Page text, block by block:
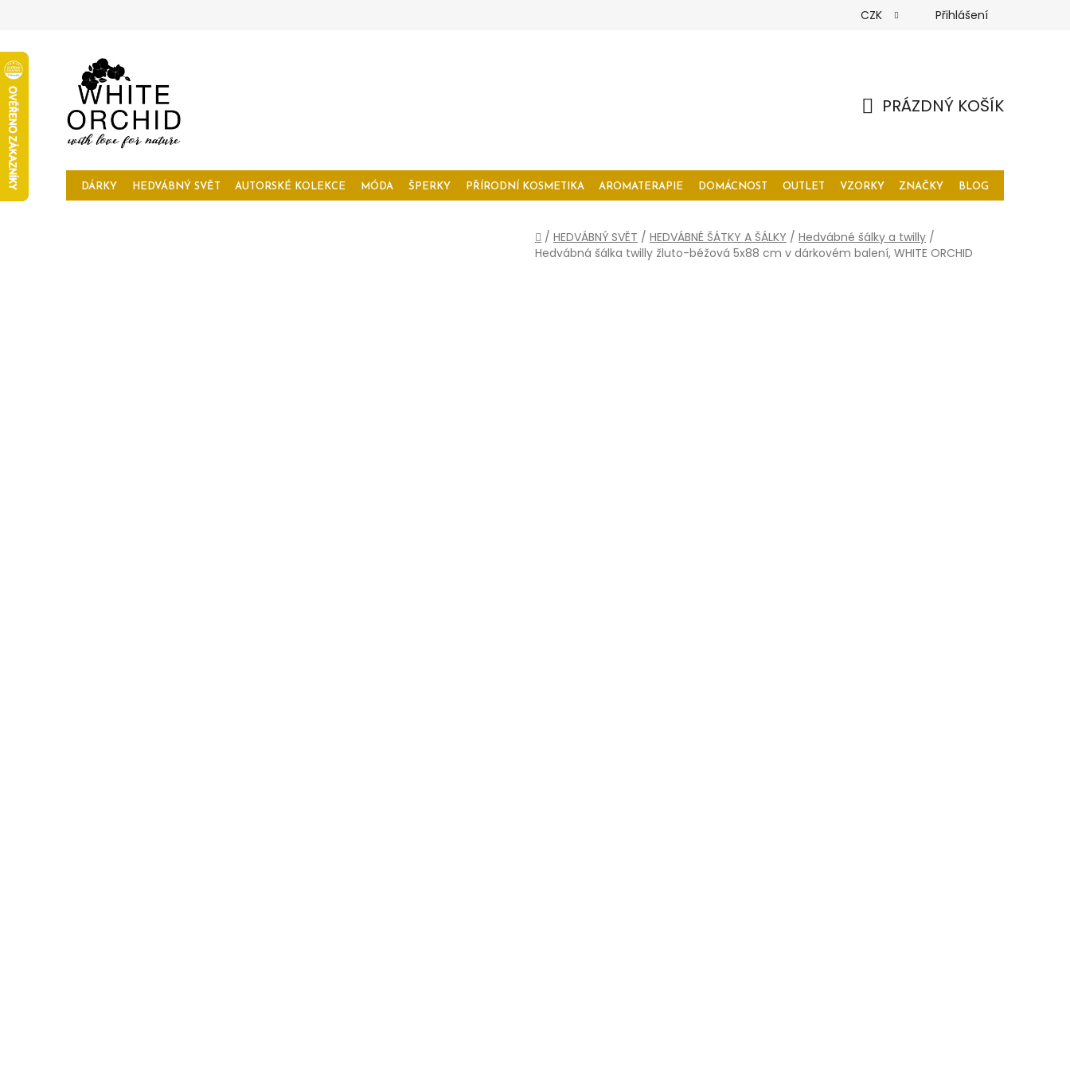
CZK Přihlášení
PRÁZDNÝ KOŠÍK
DÁRKY HEDVÁBNÝ SVĚT AUTORSKÉ KOLEKCE MÓDA ŠPERKY PŘÍRODNÍ KOSMETIKA AROMATERAPIE DOMÁCNOST OUTLET VZORKY ZNAČKY BLOG
Domů
/ HEDVÁBNÝ SVĚT / HEDVÁBNÉ ŠÁTKY A ŠÁLKY / Hedvábné šálky a twilly /
Hedvábná šálka twilly žluto-béžová 5x88 cm v dárkovém balení, WHITE ORCHID